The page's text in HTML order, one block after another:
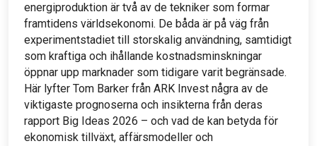
energiproduktion är två av de tekniker som formar
framtidens världsekonomi. De båda är på väg från
experimentstadiet till storskalig användning, samtidigt
som kraftiga och ihållande kostnadsminskningar
öppnar upp marknader som tidigare varit begränsade.
Här lyfter Tom Barker från ARK Invest några av de
viktigaste prognoserna och insikterna från deras
rapport Big Ideas 2026 – och vad de kan betyda för
ekonomisk tillväxt, affärsmodeller och